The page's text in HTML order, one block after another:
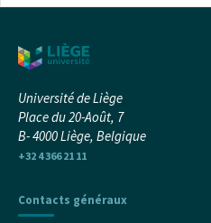
Université de Liège
Place du 20-Août, 7
B- 4000 Liège, Belgique
+32 4 366 21 11
Contacts généraux